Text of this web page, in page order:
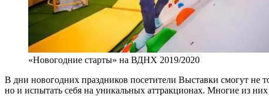
«Новогодние старты» на ВДНХ 2019/2020
В дни новогодних праздников посетители Выставки смогут не
но и испытать себя на уникальных аттракционах. Многие из